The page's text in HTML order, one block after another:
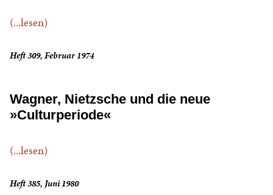
(...lesen)
Heft 309, Februar 1974
Wagner, Nietzsche und die neue
»Culturperiode«
(...lesen)
Heft 385, Juni 1980